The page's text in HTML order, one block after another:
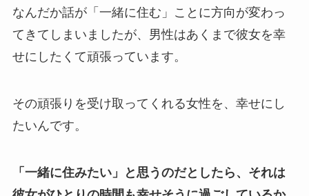
なんだか話が「一緒に住む」ことに方向が変わっ
てきてしまいましたが、男性はあくまで彼女を幸
せにしたくて頑張っています。
その頑張りを受け取ってくれる女性を、幸せにし
たいんです。
「一緒に住みたい」と思うのだとしたら、それは